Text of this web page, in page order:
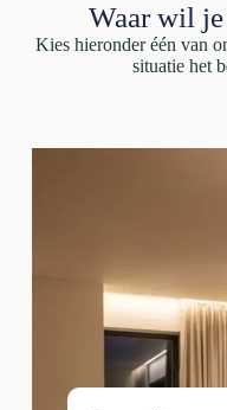
Waar wil
Kies hieronder één van
situatie het